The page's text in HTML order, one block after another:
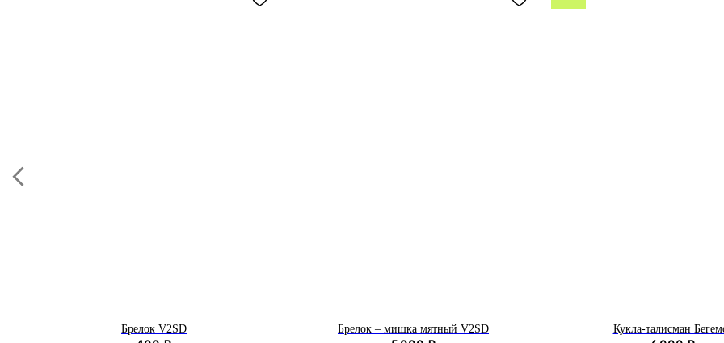
Брелок V2SD Брелок – мишка мятный V2SD Кукла-талисман